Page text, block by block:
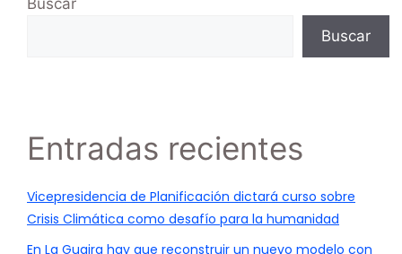
Buscar
Buscar
Entradas recientes
Vicepresidencia de Planificación dictará curso sobre
Crisis Climática como desafío para la humanidad
En La Guaira hay que reconstruir un nuevo modelo con